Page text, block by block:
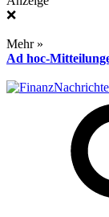
❌
Mehr »
Ad hoc-